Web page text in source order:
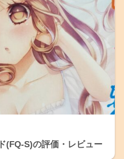
(FQ-S)の評価・レビュー